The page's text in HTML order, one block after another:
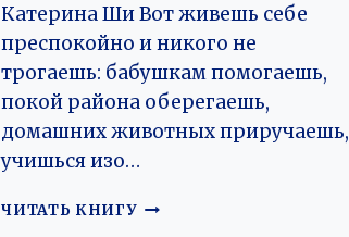
Катерина Ши Вот живешь себе
преспокойно и никого не
трогаешь: бабушкам помогаешь,
покой района оберегаешь,
домашних животных приручаешь,
учишься изо…
ЧИТАТЬ КНИГУ ВЕДЬМА